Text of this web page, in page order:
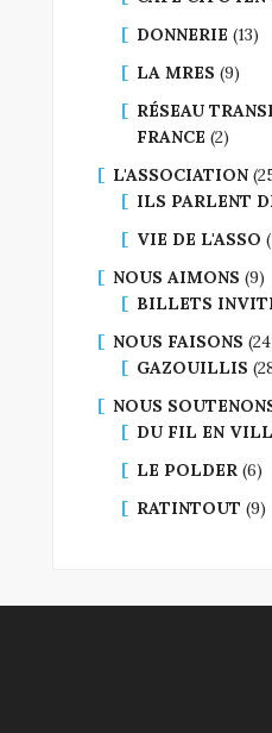
DONNERIE (13)
LA MRES (9)
RÉSEAU
FRANCE (2)
L'ASSOCIATION
ILS PARLENT
VIE DE L'ASSO
NOUS AIMONS (9)
BILLETS
NOUS FAISONS
GAZOUILLIS
NOUS
DU FIL EN
LE POLDER (6)
RATINTOUT (9)